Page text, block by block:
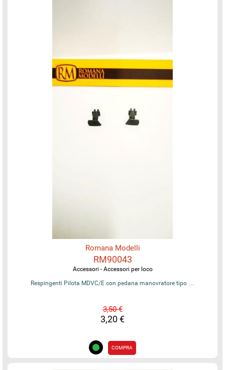
Romana Modelli
RM90043
Accessori - Accessori per loco
Respingenti Pilota MDVC/E con pedana manovratore tipo …
3,50 €
3,20 €
COMPRA